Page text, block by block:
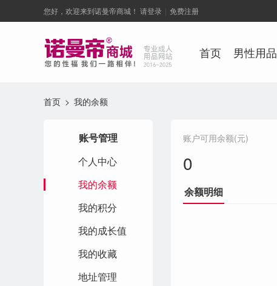
您好，欢迎来到诺曼帝商城！ 请登录 | 免费注册
首页 男性用品
首页 > 我的余额
账号管理
个人中心
我的余额
我的积分
我的成长值
我的收藏
地址管理
账户可用余额(元)
0
余额明细